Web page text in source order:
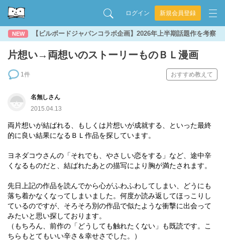
ログイン 新規会員登録
NEW 【ビルボードジャパンコラボ企画】2026年上半期話題作を考察
片想い→両想いのストーリーものＢＬ漫画
1件 おすすめ教えて
名無しさん
2015.04.13
両片想いが結ばれる、もしくは片想いが成就する、といった最終
的に良い結果になるＢＬ作品を探しています。
ヨネダコウさんの「それでも、やさしい恋をする」など、途中辛
くなるものだと、結ばれたあとの描写により胸が満たされます。
先日上記の作品を読んでから心がふわふわしてしまい、どうにも
落ち着かなくなってしまいました。何度か読み返してほっこりし
ているのですが、そろそろ別の作品で似たような衝撃に出会って
みたいと思い探しております。
（もちろん、前作の「どうしても触れたくない」も既読です。こ
ちらもとてもいい辛さ＆幸せさでした。）